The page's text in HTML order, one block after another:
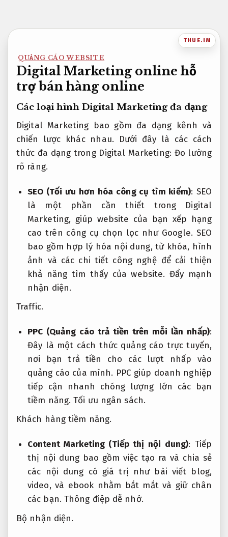
nội
THUE.IM
QUẢNG CÁO WEBSITE
Digital Marketing online hỗ
trợ bán hàng online
Các loại hình Digital Marketing đa dạng
Digital Marketing bao gồm đa dạng kênh và
chiến lược khác nhau. Dưới đây là các cách
thức đa dạng trong Digital Marketing: Đo lường
rõ ràng.
SEO (Tối ưu hơn hóa công cụ tìm kiếm): SEO
là một phần cần thiết trong Digital
Marketing, giúp website của bạn xếp hạng
cao trên công cụ chọn lọc như Google. SEO
bao gồm hợp lý hóa nội dung, từ khóa, hình
ảnh và các chi tiết công nghệ để cải thiện
khả năng tìm thấy của website. Đẩy mạnh
nhận diện.
Traffic.
PPC (Quảng cáo trả tiền trên mỗi lần nhấp):
Đây là một cách thức quảng cáo trực tuyến,
nơi bạn trả tiền cho các lượt nhấp vào
quảng cáo của mình. PPC giúp doanh nghiệp
tiếp cận nhanh chóng lượng lớn các bạn
tiềm năng.Tối ưu ngân sách.
Khách hàng tiềm năng.
Content Marketing (Tiếp thị nội dung): Tiếp
thị nội dung bao gồm việc tạo ra và chia sẻ
các nội dung có giá trị như bài viết blog,
video, và ebook nhằm bắt mắt và giữ chân
các bạn. Thông điệp dễ nhớ.
Bộ nhận diện.